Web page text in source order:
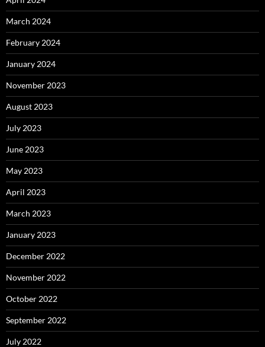
March 2024
February 2024
January 2024
November 2023
August 2023
July 2023
June 2023
May 2023
April 2023
March 2023
January 2023
December 2022
November 2022
October 2022
September 2022
July 2022